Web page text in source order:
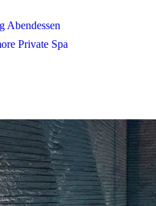
Abendessen
Private Spa